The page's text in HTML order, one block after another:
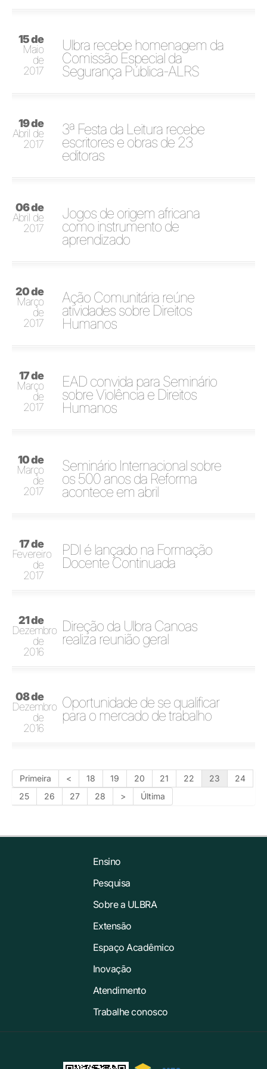
15 de
Maio
de
2017
Ulbra recebe homenagem da
Comissão Especial da
Segurança Pública-ALRS
19 de
Abril de
2017
3ª Festa da Leitura recebe
escritores e obras de 23
editoras
06 de
Abril de
2017
Jogos de origem africana
como instrumento de
aprendizado
20 de
Março
de
2017
Ação Comunitária reúne
atividades sobre Direitos
Humanos
17 de
Março
de
2017
EAD convida para Seminário
sobre Violência e Direitos
Humanos
10 de
Março
de
2017
Seminário Internacional sobre
os 500 anos da Reforma
acontece em abril
17 de
Fevereiro
de
2017
PDI é lançado na Formação
Docente Continuada
21 de
Dezembro
de
2016
Direção da Ulbra Canoas
realiza reunião geral
08 de
Dezembro
de
2016
Oportunidade de se qualificar
para o mercado de trabalho
Primeira < 18 19 20 21 22 23
24
25
26 27 28 > Última
Ensino
Pesquisa
Sobre a ULBRA
Extensão
Espaço Acadêmico
Inovação
Atendimento
Trabalhe conosco